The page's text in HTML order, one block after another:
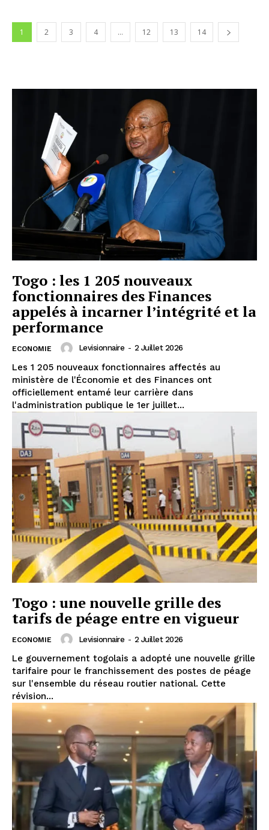
1 2 3 4 … 12 13 14
Togo : les 1 205 nouveaux
fonctionnaires des Finances
appelés à incarner l’intégrité et la
performance
ECONOMIE Levisionnaire - 2 Juillet 2026
Les 1 205 nouveaux fonctionnaires affectés au
ministère de l'Économie et des Finances ont
officiellement entamé leur carrière dans
l'administration publique le 1er juillet...
Togo : une nouvelle grille des
tarifs de péage entre en vigueur
ECONOMIE Levisionnaire - 2 Juillet 2026
Le gouvernement togolais a adopté une nouvelle grille
tarifaire pour le franchissement des postes de péage
sur l'ensemble du réseau routier national. Cette
révision...